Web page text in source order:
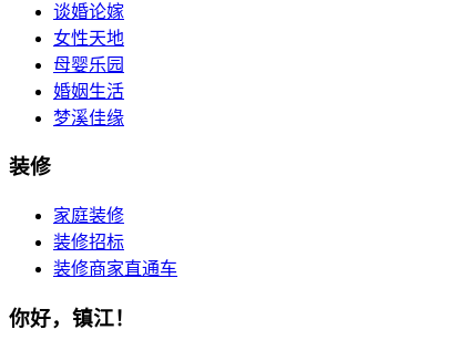
谈婚论嫁
女性天地
母婴乐园
婚姻生活
梦溪佳缘
装修
家庭装修
装修招标
装修商家直通车
你好，镇江！